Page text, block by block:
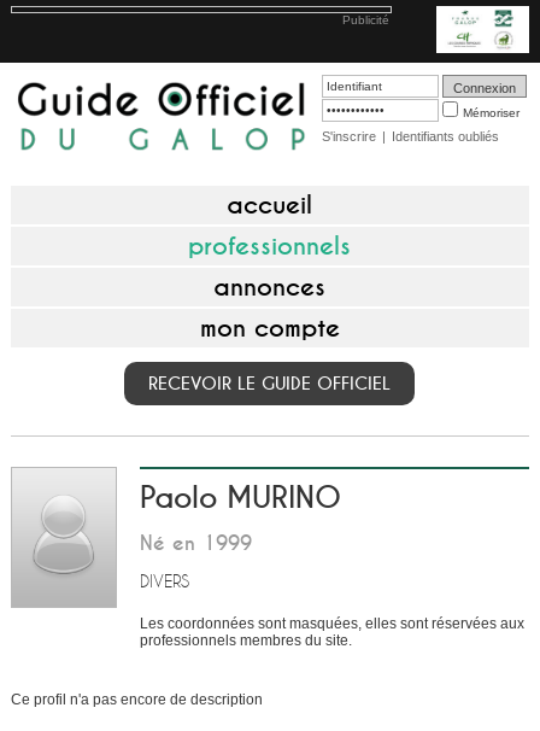
Publicité
Mémoriser
S'inscrire | Identifiants oubliés
accueil
professionnels
annonces
mon compte
RECEVOIR LE GUIDE OFFICIEL
Paolo MURINO
Né en 1999
DIVERS
Les coordonnées sont masquées, elles sont réservées aux
professionnels membres du site.
Ce profil n'a pas encore de description